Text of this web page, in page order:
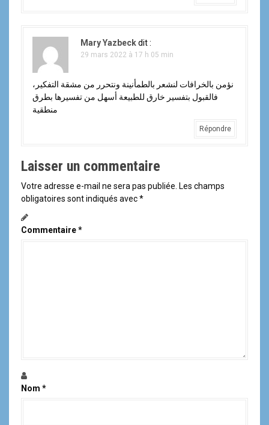
Mary Yazbeckdit :
29 mars 2022 à 17 h 05 min
نؤمن بالخرافات لنشعر بالطمأنينة ونتحرر من مشقة التفكير،
فالقبول بتفسير خارق للطبيعة أسهل من تفسيرها بطرق
منطقية
Répondre
Laisser un commentaire
Votre adresse e-mail ne sera pas publiée. Les champs
obligatoires sont indiqués avec*
Commentaire*
Nom *